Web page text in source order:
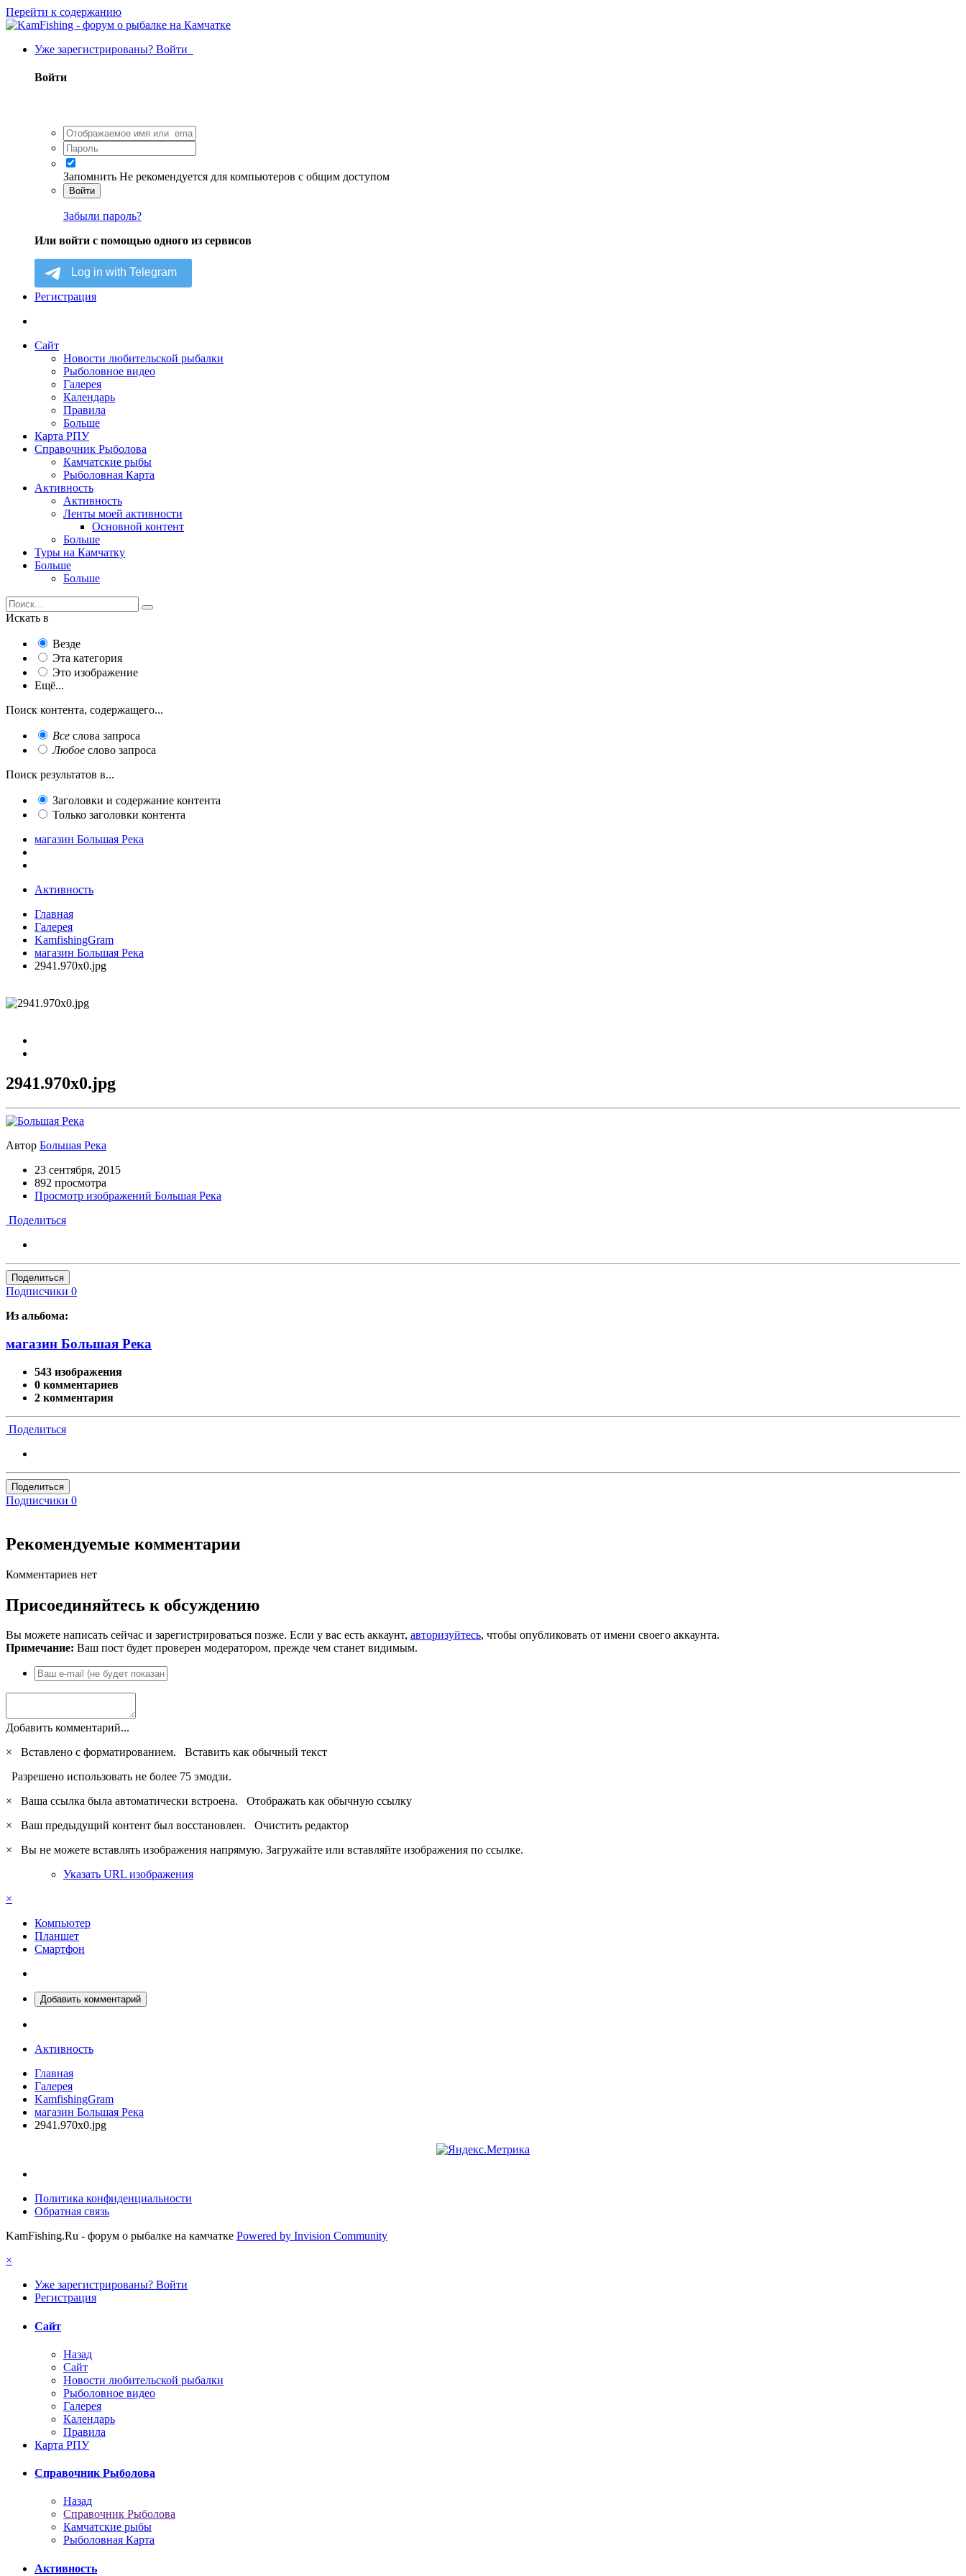
Перейти к содержанию
Уже зарегистрированы? Войти
Войти
Запомнить Не рекомендуется для компьютеров с общим доступом
Войти
Забыли пароль?
Или войти с помощью одного из сервисов
Регистрация
Сайт
Новости любительской рыбалки
Рыболовное видео
Галерея
Календарь
Правила
Больше
Карта РПУ
Справочник Рыболова
Камчатские рыбы
Рыболовная Карта
Активность
Активность
Ленты моей активности
Основной контент
Больше
Туры на Камчатку
Больше
Больше
Искать в
Везде
Эта категория
Это изображение
Ещё...
Поиск контента, содержащего...
Все слова запроса
Любое слово запроса
Поиск результатов в...
Заголовки и содержание контента
Только заголовки контента
магазин Большая Река
Активность
Главная
Галерея
KamfishingGram
магазин Большая Река
2941.970x0.jpg
2941.970x0.jpg
Автор Большая Река
23 сентября, 2015
892 просмотра
Просмотр изображений Большая Река
Поделиться
Поделиться
Подписчики 0
Из альбома:
магазин Большая Река
543 изображения
0 комментариев
2 комментария
Поделиться
Поделиться
Подписчики 0
Рекомендуемые комментарии
Комментариев нет
Присоединяйтесь к обсуждению
Вы можете написать сейчас и зарегистрироваться позже. Если у вас есть аккаунт, авторизуйтесь, чтобы опубликовать от имени своего аккаунта.
Примечание: Ваш пост будет проверен модератором, прежде чем станет видимым.
Добавить комментарий...
×
Вставлено с форматированием. Вставить как обычный текст
Разрешено использовать не более 75 эмодзи.
×
Ваша ссылка была автоматически встроена. Отображать как обычную ссылку
×
Ваш предыдущий контент был восстановлен. Очистить редактор
×
Вы не можете вставлять изображения напрямую. Загружайте или вставляйте изображения по ссылке.
Указать URL изображения
×
Компьютер
Планшет
Смартфон
Добавить комментарий
Активность
Главная
Галерея
KamfishingGram
магазин Большая Река
2941.970x0.jpg
Политика конфиденциальности
Обратная связь
KamFishing.Ru - форум о рыбалке на камчатке Powered by Invision Community
×
Уже зарегистрированы? Войти
Регистрация
Сайт
Назад
Сайт
Новости любительской рыбалки
Рыболовное видео
Галерея
Календарь
Правила
Карта РПУ
Справочник Рыболова
Назад
Справочник Рыболова
Камчатские рыбы
Рыболовная Карта
Активность